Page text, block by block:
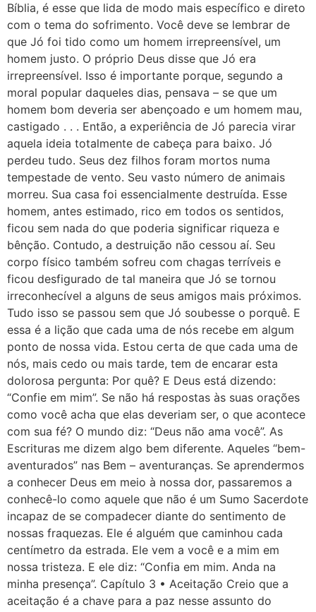
Bíblia, é esse que lida de modo mais específico e direto
com o tema do sofrimento. Você deve se lembrar de
que Jó foi tido como um homem irrepreensível, um
homem justo. O próprio Deus disse que Jó era
irrepreensível. Isso é importante porque, segundo a
moral popular daqueles dias, pensava – se que um
homem bom deveria ser abençoado e um homem mau,
castigado . . . Então, a experiência de Jó parecia virar
aquela ideia totalmente de cabeça para baixo. Jó
perdeu tudo. Seus dez filhos foram mortos numa
tempestade de vento. Seu vasto número de animais
morreu. Sua casa foi essencialmente destruída. Esse
homem, antes estimado, rico em todos os sentidos,
ficou sem nada do que poderia significar riqueza e
bênção. Contudo, a destruição não cessou aí. Seu
corpo físico também sofreu com chagas terríveis e
ficou desfigurado de tal maneira que Jó se tornou
irreconhecível a alguns de seus amigos mais próximos.
Tudo isso se passou sem que Jó soubesse o porquê. E
essa é a lição que cada uma de nós recebe em algum
ponto de nossa vida. Estou certa de que cada uma de
nós, mais cedo ou mais tarde, tem de encarar esta
dolorosa pergunta: Por quê? E Deus está dizendo:
“Confie em mim”. Se não há respostas às suas orações
como você acha que elas deveriam ser, o que acontece
com sua fé? O mundo diz: “Deus não ama você”. As
Escrituras me dizem algo bem diferente. Aqueles “bem-
aventurados” nas Bem – aventuranças. Se aprendermos
a conhecer Deus em meio à nossa dor, passaremos a
conhecê-lo como aquele que não é um Sumo Sacerdote
incapaz de se compadecer diante do sentimento de
nossas fraquezas. Ele é alguém que caminhou cada
centímetro da estrada. Ele vem a você e a mim em
nossa tristeza. E ele diz: “Confia em mim. Anda na
minha presença”. Capítulo 3 • Aceitação Creio que a
aceitação é a chave para a paz nesse assunto do